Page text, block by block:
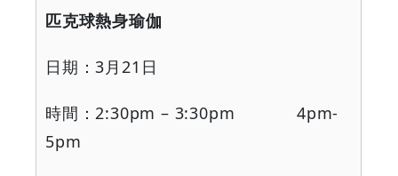
匹克球熱身瑜伽
日期：3月21 日
時間：2:30pm – 3:30pm 4pm-
5pm